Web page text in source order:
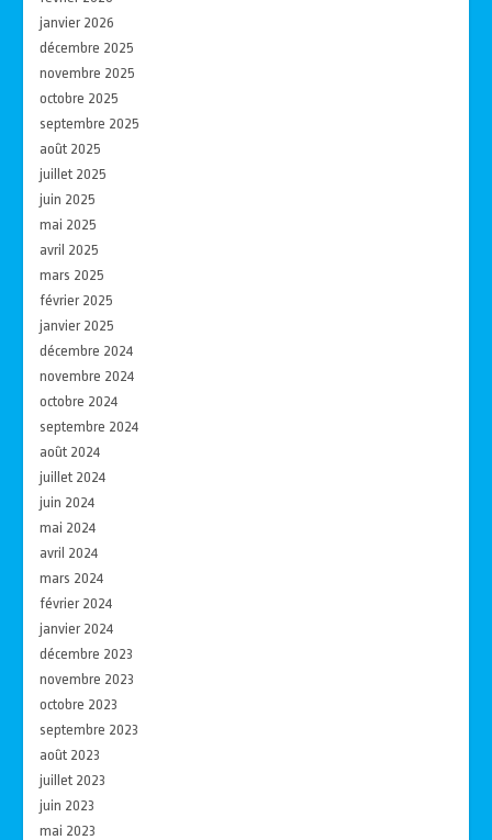
janvier 2026
décembre 2025
novembre 2025
octobre 2025
septembre 2025
août 2025
juillet 2025
juin 2025
mai 2025
avril 2025
mars 2025
février 2025
janvier 2025
décembre 2024
novembre 2024
octobre 2024
septembre 2024
août 2024
juillet 2024
juin 2024
mai 2024
avril 2024
mars 2024
février 2024
janvier 2024
décembre 2023
novembre 2023
octobre 2023
septembre 2023
août 2023
juillet 2023
juin 2023
mai 2023